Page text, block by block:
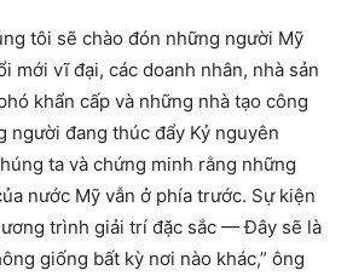
tôi sẽ chào đón những người Mỹ
mới vĩ đại, các doanh nhân, nhà sản
khẩn cấp và những nhà tạo công
đang thúc đẩy Kỷ nguyên
ta và chứng minh rằng những
nước Mỹ vẫn ở phía trước. Sự kiện
trình giải trí đặc sắc — Đây sẽ là
giống bất kỳ nơi nào khác,” ông